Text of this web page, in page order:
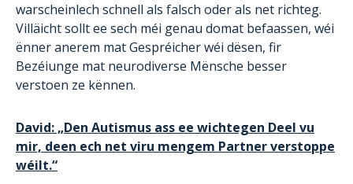
warscheinlech schnell als falsch oder als net richteg.
Villäicht sollt ee sech méi genau domat befaassen, wéi
ënner anerem mat Gespréicher wéi dësen, fir
Bezéiunge mat neurodiverse Mënsche besser
verstoen ze kënnen.
David: „Den Autismus ass ee wichtegen Deel vu
mir, deen ech net viru mengem Partner verstoppe
wéilt.“